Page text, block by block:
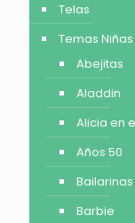
Telas
Temas Niñas
Abejitas
Aladdin
Alicia en
Años 50
Bailarinas
Barbie